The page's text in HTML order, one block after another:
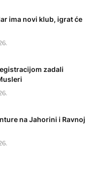
ima novi klub, igrat će
zadali
na Jahorini i Ravnoj